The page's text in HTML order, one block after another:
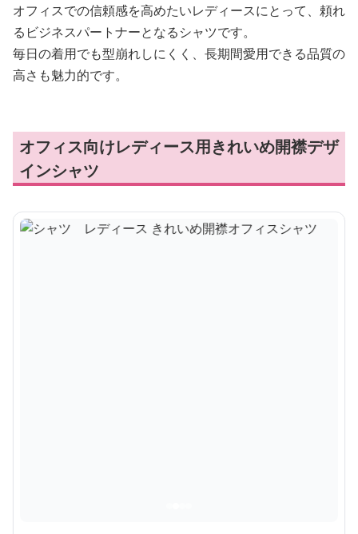
オフィスでの信頼感を高めたいレディースにとって、頼れ
るビジネスパートナーとなるシャツです。
毎日の着用でも型崩れしにくく、長期間愛用できる品質の
高さも魅力的です。
オフィス向けレディース用きれいめ開襟デザ
インシャツ